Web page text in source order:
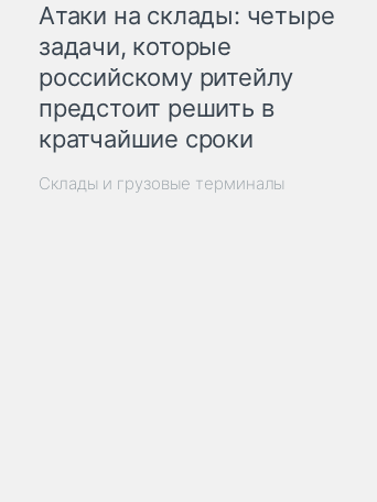
Атаки на склады: четыре
задачи, которые
российскому ритейлу
предстоит решить в
кратчайшие сроки
Склады и грузовые терминалы